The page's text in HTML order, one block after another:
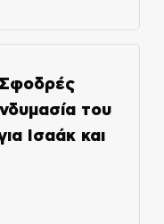
του
Ισαάκ και